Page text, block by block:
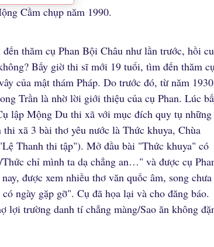
Cầm chụp năm 1990.
thăm cụ Phan Bội Châu như lần trước, hồi
Bấy giờ thi sĩ mới 19 tuổi, tìm đến thăm cụ
của mật thám Pháp. Do trước đó, từ năm
Trần là nhờ lời giới thiệu của cụ Phan. Lúc
lập Mộng Du thi xã với mục đích quy tụ những
xã 3 bài thơ yêu nước là Thức khuya, Chùa
Thanh thi tập"). Mở đầu bài "Thức khuya" có
chỉ mình ta dạ chẳng an…" và được cụ
được xem nhiều thơ văn quốc âm, song chưa
ngày gặp gỡ". Cụ đã họa lại và cho đăng báo.
lợi trường danh tí chẳng màng/Sao ăn không